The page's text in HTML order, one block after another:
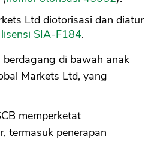
Ltd diotorisasi dan diatur
SIA-F184.
berdagang di bawah anak
Markets Ltd, yang
memperketat
termasuk penerapan